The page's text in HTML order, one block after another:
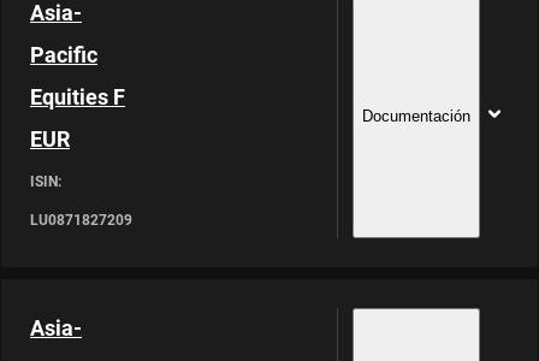
Asia-
Pacific
Equities F
EUR
ISIN:
LU0871827209
Documentación
Asia-